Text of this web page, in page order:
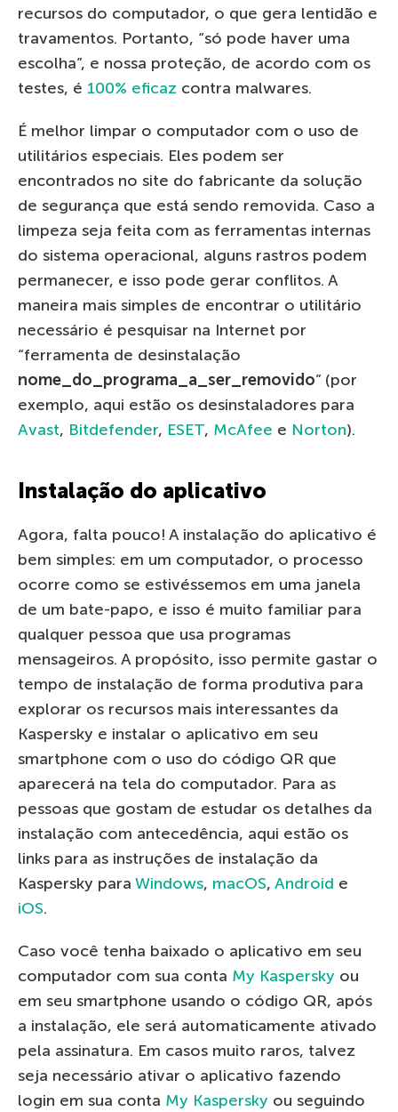
recursos do computador, o que gera lentidão e
travamentos. Portanto, “só pode haver uma
escolha”, e nossa proteção, de acordo com os
testes, é 100% eficaz contra malwares.
É melhor limpar o computador com o uso de
utilitários especiais. Eles podem ser
encontrados no site do fabricante da solução
de segurança que está sendo removida. Caso a
limpeza seja feita com as ferramentas internas
do sistema operacional, alguns rastros podem
permanecer, e isso pode gerar conflitos. A
maneira mais simples de encontrar o utilitário
necessário é pesquisar na Internet por
“ferramenta de desinstalação
nome_do_programa_a_ser_removido” (por
exemplo, aqui estão os desinstaladores para
Avast, Bitdefender, ESET, McAfee e Norton).
Instalação do aplicativo
Agora, falta pouco! A instalação do aplicativo é
bem simples: em um computador, o processo
ocorre como se estivéssemos em uma janela
de um bate-papo, e isso é muito familiar para
qualquer pessoa que usa programas
mensageiros. A propósito, isso permite gastar o
tempo de instalação de forma produtiva para
explorar os recursos mais interessantes da
Kaspersky e instalar o aplicativo em seu
smartphone com o uso do código QR que
aparecerá na tela do computador. Para as
pessoas que gostam de estudar os detalhes da
instalação com antecedência, aqui estão os
links para as instruções de instalação da
Kaspersky para Windows, macOS, Android e
iOS.
Caso você tenha baixado o aplicativo em seu
computador com sua conta My Kaspersky ou
em seu smartphone usando o código QR, após
a instalação, ele será automaticamente ativado
pela assinatura. Em casos muito raros, talvez
seja necessário ativar o aplicativo fazendo
login em sua conta My Kaspersky ou seguindo